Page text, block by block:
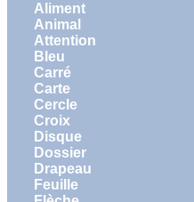
Aliment
Animal
Attention
Bleu
Carré
Carte
Cercle
Croix
Disque
Dossier
Drapeau
Feuille